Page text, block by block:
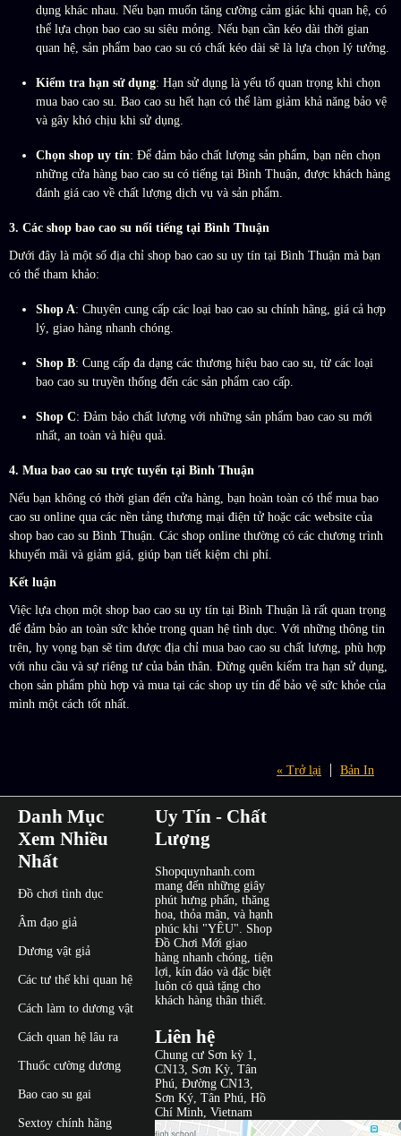
dụng khác nhau. Nếu bạn muốn tăng cường cảm giác khi quan hệ, có
thể lựa chọn bao cao su siêu mỏng. Nếu bạn cần kéo dài thời gian
quan hệ, sản phẩm bao cao su có chất kéo dài sẽ là lựa chọn lý tưởng.
Kiểm tra hạn sử dụng: Hạn sử dụng là yếu tố quan trọng khi chọn
mua bao cao su. Bao cao su hết hạn có thể làm giảm khả năng bảo vệ
và gây khó chịu khi sử dụng.
Chọn shop uy tín: Để đảm bảo chất lượng sản phẩm, bạn nên chọn
những cửa hàng bao cao su có tiếng tại Bình Thuận, được khách hàng
đánh giá cao về chất lượng dịch vụ và sản phẩm.
3. Các shop bao cao su nổi tiếng tại Bình Thuận
Dưới đây là một số địa chỉ shop bao cao su uy tín tại Bình Thuận mà bạn
có thể tham khảo:
Shop A: Chuyên cung cấp các loại bao cao su chính hãng, giá cả hợp
lý, giao hàng nhanh chóng.
Shop B: Cung cấp đa dạng các thương hiệu bao cao su, từ các loại
bao cao su truyền thống đến các sản phẩm cao cấp.
Shop C: Đảm bảo chất lượng với những sản phẩm bao cao su mới
nhất, an toàn và hiệu quả.
4. Mua bao cao su trực tuyến tại Bình Thuận
Nếu bạn không có thời gian đến cửa hàng, bạn hoàn toàn có thể mua bao
cao su online qua các nền tảng thương mại điện tử hoặc các website của
shop bao cao su Bình Thuận. Các shop online thường có các chương trình
khuyến mãi và giảm giá, giúp bạn tiết kiệm chi phí.
Kết luận
Việc lựa chọn một shop bao cao su uy tín tại Bình Thuận là rất quan trọng
để đảm bảo an toàn sức khỏe trong quan hệ tình dục. Với những thông tin
trên, hy vọng bạn sẽ tìm được địa chỉ mua bao cao su chất lượng, phù hợp
với nhu cầu và sự riêng tư của bản thân. Đừng quên kiểm tra hạn sử dụng,
chọn sản phẩm phù hợp và mua tại các shop uy tín để bảo vệ sức khỏe của
mình một cách tốt nhất.
Bản In
« Trở lại
Danh Mục
Xem Nhiều
Nhất
Đồ chơi tình dục
Âm đạo giả
Dương vật giả
Các tư thế khi quan hệ
Cách làm to dương vật
Cách quan hệ lâu ra
Thuốc cường dương
Bao cao su gai
Sextoy chính hãng
Uy Tín - Chất
Lượng
Shopquynhanh.com
mang đến những giây
phút hưng phấn, thăng
hoa, thỏa mãn, và hạnh
phúc khi "YÊU". Shop
Đồ Chơi Mới giao
hàng nhanh chóng, tiện
lợi, kín đáo và đặc biệt
luôn có quà tặng cho
khách hàng thân thiết.
Liên hệ
Chung cư Sơn kỳ 1,
CN13, Sơn Kỳ, Tân
Phú, Đường CN13,
Sơn Ký, Tân Phú, Hồ
Chí Minh, Vietnam